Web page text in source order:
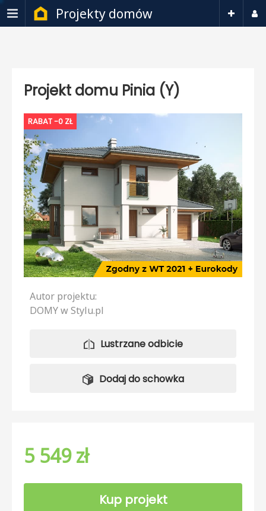
Projekty domów
Projekt domu Pinia (Y)
RABAT -0 ZŁ
Autor projektu:
DOMY w Stylu.pl
Lustrzane odbicie
Dodaj do schowka
5 549 zł
Kup projekt